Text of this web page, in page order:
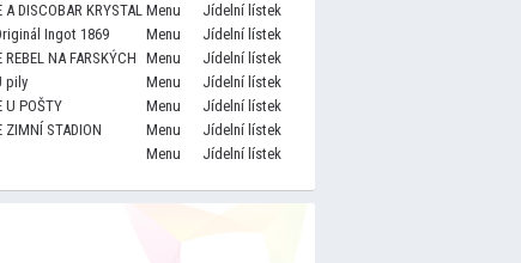
A DISCOBAR KRYSTAL Menu
Jídelní lístek
Ingot 1869
Menu
Jídelní lístek
REBEL NA FARSKÝCH Menu
Jídelní lístek
pily
Menu
Jídelní lístek
U POŠTY
Menu
Jídelní lístek
ZIMNÍ STADION
Menu
Jídelní lístek
Menu Jídelní lístek